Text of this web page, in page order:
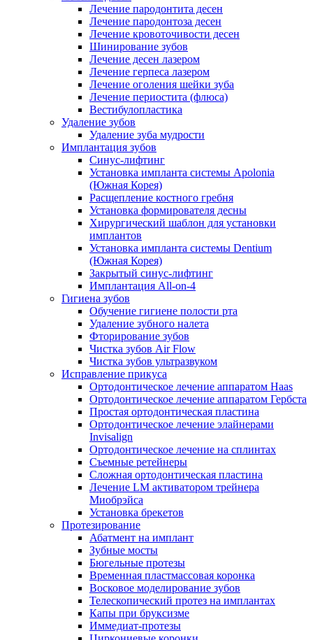
Лечение пародонтита десен
Лечение пародонтоза десен
Лечение кровоточивости десен
Шинирование зубов
Лечение десен лазером
Лечение герпеса лазером
Лечение оголения шейки зуба
Лечение периостита (флюса)
Вестибулопластика
Удаление зубов
Удаление зуба мудрости
Имплантация зубов
Синус-лифтинг
Установка импланта системы Apolonia
(Южная Корея)
Расщепление костного гребня
Установка формирователя десны
Хирургический шаблон для установки
имплантов
Установка импланта системы Dentium
(Южная Корея)
Закрытый синус-лифтинг
Имплантация All-on-4
Гигиена зубов
Обучение гигиене полости рта
Удаление зубного налета
Фторирование зубов
Чистка зубов Air Flow
Чистка зубов ультразвуком
Исправление прикуса
Ортодонтическое лечение аппаратом Haas
Ортодонтическое лечение аппаратом Гербста
Простая ортодонтическая пластина
Ортодонтическое лечение элайнерами
Invisalign
Ортодонтическое лечение на сплинтах
Съемные ретейнеры
Сложная ортодонтическая пластина
Лечение LM активатором трейнера
Миобрэйса
Установка брекетов
Протезирование
Абатмент на имплант
Зубные мосты
Бюгельные протезы
Временная пластмассовая коронка
Восковое моделирование зубов
Телескопический протез на имплантах
Капы при бруксизме
Иммедиат-протезы